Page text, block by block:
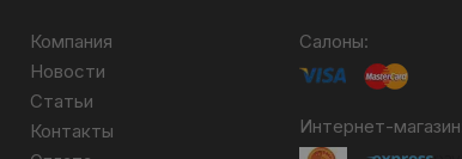
Компания
Новости
Статьи
Контакты
Салоны:
Интернет-